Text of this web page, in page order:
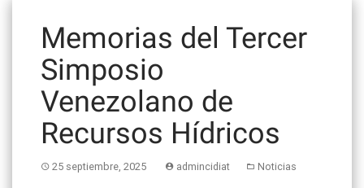
Memorias del Tercer
Simposio
Venezolano de
Recursos Hídricos
25 septiembre, 2025 admincidiat Noticias